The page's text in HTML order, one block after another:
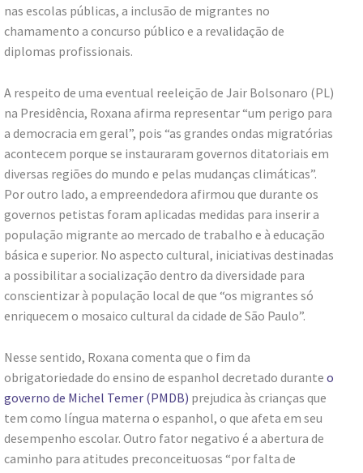
nas escolas públicas, a inclusão de migrantes no
chamamento a concurso público e a revalidação de
diplomas profissionais.
A respeito de uma eventual reeleição de Jair Bolsonaro (PL)
na Presidência, Roxana afirma representar “um perigo para
a democracia em geral”, pois “as grandes ondas migratórias
acontecem porque se instauraram governos ditatoriais em
diversas regiões do mundo e pelas mudanças climáticas”.
Por outro lado, a empreendedora afirmou que durante os
governos petistas foram aplicadas medidas para inserir a
população migrante ao mercado de trabalho e à educação
básica e superior. No aspecto cultural, iniciativas destinadas
a possibilitar a socialização dentro da diversidade para
conscientizar à população local de que “os migrantes só
enriquecem o mosaico cultural da cidade de São Paulo”.
Nesse sentido, Roxana comenta que o fim da
obrigatoriedade do ensino de espanhol decretado durante o
governo de Michel Temer (PMDB) prejudica às crianças que
tem como língua materna o espanhol, o que afeta em seu
desempenho escolar. Outro fator negativo é a abertura de
caminho para atitudes preconceituosas “por falta de